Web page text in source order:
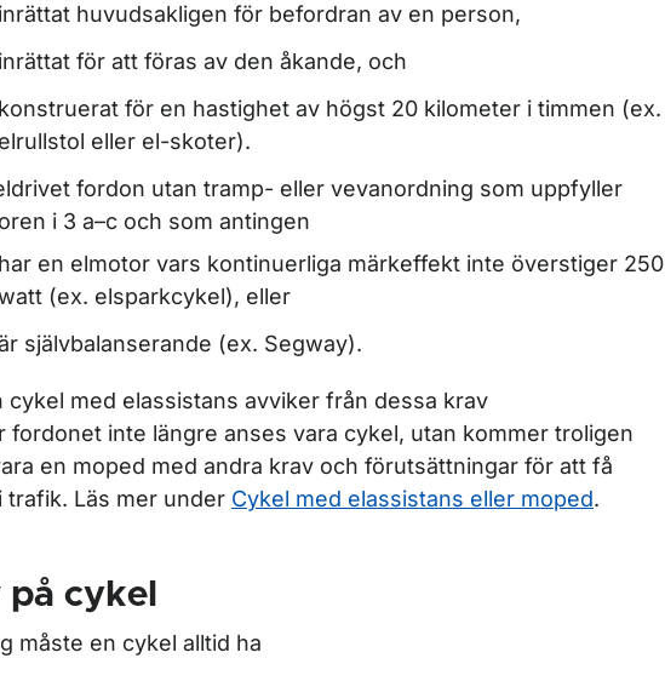
för fordonsuppgifter
inrättat huvudsakligen för befordran av en person,
inrättat för att föras av den åkande, och
konstruerat för en hastighet av högst 20 kilometer i timmen (ex.
elrullstol eller el-skoter).
fordon utan tramp- eller vevanordning som uppfyller
i 3 a–c och som antingen
har en elmotor vars kontinuerliga märkeffekt inte överstiger 250
(ex. elsparkcykel), eller
självbalanserande (ex. Segway).
cykel med elassistans avviker från dessa krav
fordonet inte längre anses vara cykel, utan kommer troligen
en moped med andra krav och förutsättningar för att få
trafik. Läs mer under Cykel med elassistans eller moped.
på cykel
måste en cykel alltid ha